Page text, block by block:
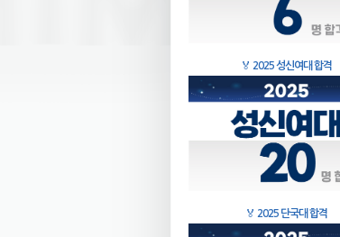
🏅 2025 성신여대 합격
🏅 2025 단국대 합격